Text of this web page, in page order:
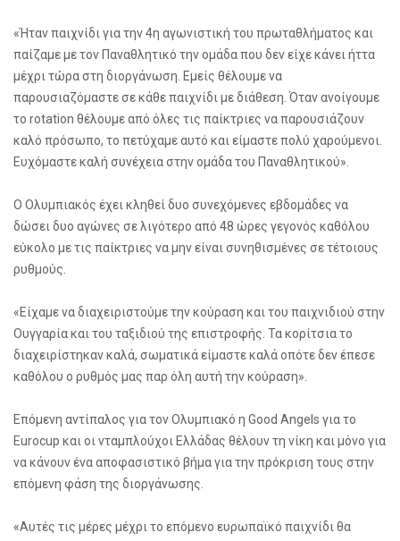
«Ήταν παιχνίδι για την 4η αγωνιστική του πρωταθλήματος και
παίζαμε με τον Παναθλητικό την ομάδα που δεν είχε κάνει ήττα
μέχρι τώρα στη διοργάνωση. Εμείς θέλουμε να
παρουσιαζόμαστε σε κάθε παιχνίδι με διάθεση. Όταν ανοίγουμε
το rotation θέλουμε από όλες τις παίκτριες να παρουσιάζουν
καλό πρόσωπο, το πετύχαμε αυτό και είμαστε πολύ χαρούμενοι.
Ευχόμαστε καλή συνέχεια στην ομάδα του Παναθλητικού».
Ο Ολυμπιακός έχει κληθεί δυο συνεχόμενες εβδομάδες να
δώσει δυο αγώνες σε λιγότερο από 48 ώρες γεγονός καθόλου
εύκολο με τις παίκτριες να μην είναι συνηθισμένες σε τέτοιους
ρυθμούς.
«Είχαμε να διαχειριστούμε την κούραση και του παιχνιδιού στην
Ουγγαρία και του ταξιδιού της επιστροφής. Τα κορίτσια το
διαχειρίστηκαν καλά, σωματικά είμαστε καλά οπότε δεν έπεσε
καθόλου ο ρυθμός μας παρ όλη αυτή την κούραση».
Επόμενη αντίπαλος για τον Ολυμπιακό η Good Angels για το
Eurocup και οι νταμπλούχοι Ελλάδας θέλουν τη νίκη και μόνο για
να κάνουν ένα αποφασιστικό βήμα για την πρόκριση τους στην
επόμενη φάση της διοργάνωσης.
«Αυτές τις μέρες μέχρι το επόμενο ευρωπαϊκό παιχνίδι θα